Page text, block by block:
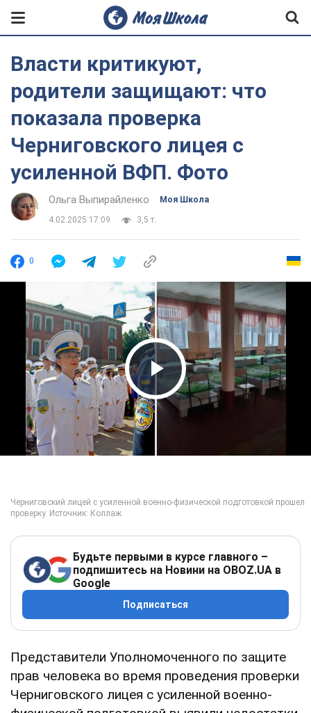
Власти критикуют,
родители защищают: что
показала проверка
Черниговского лицея с
усиленной ВФП. Фото
Ольга Выпирайленко Моя Школа
4.02.2025 17:09 3,5 т.
0
Play Video
Будьте первыми в курсе главного –
подпишитесь на Новини на OBOZ.UA в
Google
Подписаться
Представители Уполномоченного по защите
прав человека во время проведения проверки
Черниговского лицея с усиленной военно-